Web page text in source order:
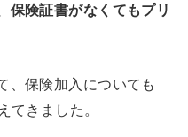
保険証書がなくてもプリ
、保険加入についても
てきました。